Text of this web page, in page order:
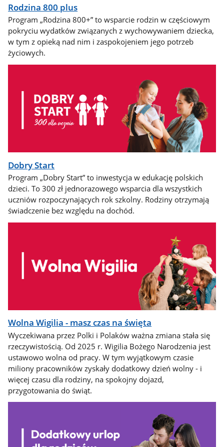
Rodzina 800 plus
Program „Rodzina 800+” to wsparcie rodzin w częściowym
pokryciu wydatków związanych z wychowywaniem dziecka,
w tym z opieką nad nim i zaspokojeniem jego potrzeb
życiowych.
Dobry Start
Program „Dobry Start” to inwestycja w edukację polskich
dzieci. To 300 zł jednorazowego wsparcia dla wszystkich
uczniów rozpoczynających rok szkolny. Rodziny otrzymają
świadczenie bez względu na dochód.
Wolna Wigilia - masz czas na święta
Wyczekiwana przez Polki i Polaków ważna zmiana stała się
rzeczywistością. Od 2025 r. Wigilia Bożego Narodzenia jest
ustawowo wolna od pracy. W tym wyjątkowym czasie
miliony pracowników zyskały dodatkowy dzień wolny - i
więcej czasu dla rodziny, na spokojny dojazd,
przygotowania do świąt.